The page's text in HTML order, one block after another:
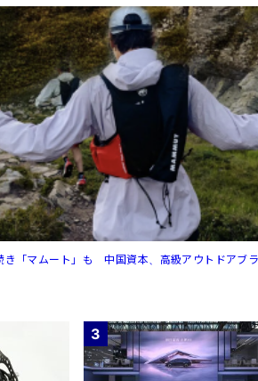
き「マムート」も 中国資本、高級アウトドアブ
3